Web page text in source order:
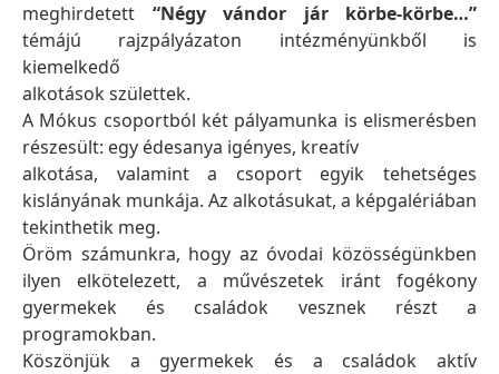
meghirdetett “Négy vándor jár körbe-körbe…”
témájú rajzpályázaton intézményünkből is
kiemelkedő
alkotások születtek.
A Mókus csoportból két pályamunka is elismerésben
részesült: egy édesanya igényes, kreatív
alkotása, valamint a csoport egyik tehetséges
kislányának munkája. Az alkotásukat, a képgalériában
tekinthetik meg.
Öröm számunkra, hogy az óvodai közösségünkben
ilyen elkötelezett, a művészetek iránt fogékony
gyermekek és családok vesznek részt a
programokban.
Köszönjük a gyermekek és a családok aktív